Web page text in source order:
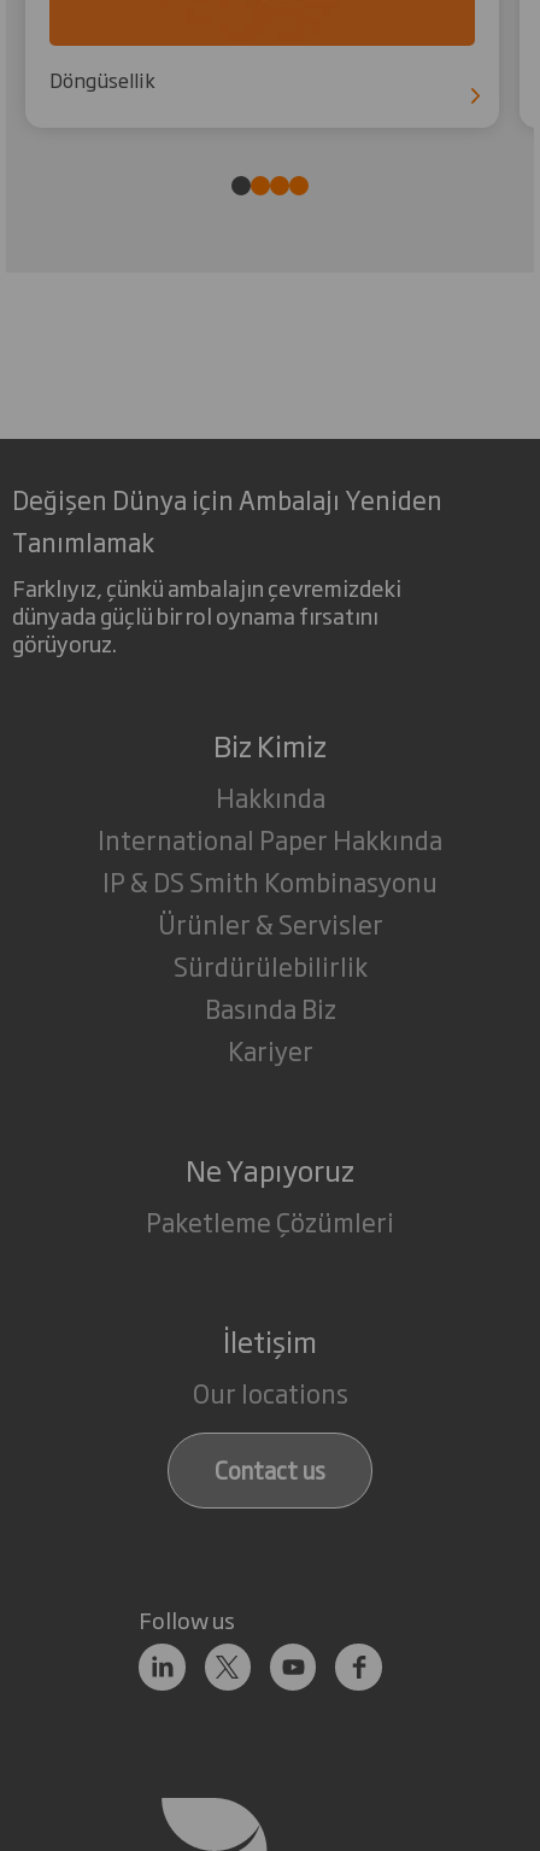
Döngüsellik
Değişen Dünya için Ambalajı Yeniden
Tanımlamak
Farklıyız, çünkü ambalajın çevremizdeki
dünyada güçlü bir rol oynama fırsatını
görüyoruz.
Biz Kimiz
Hakkında
International Paper Hakkında
IP & DS Smith Kombinasyonu
Ürünler & Servisler
Sürdürülebilirlik
Basında Biz
Kariyer
Ne Yapıyoruz
Paketleme Çözümleri
İletişim
Our locations
Contact us
Follow us